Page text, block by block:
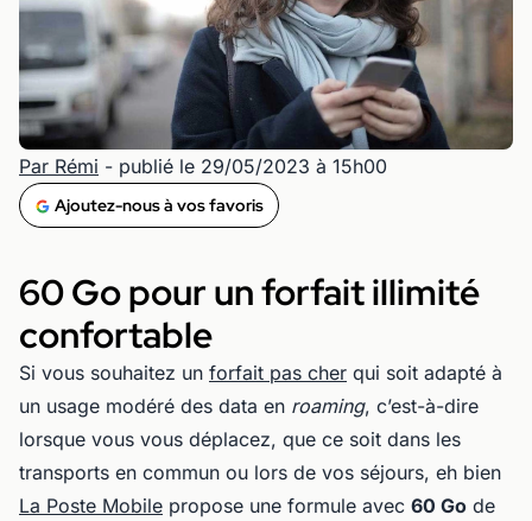
Par Rémi - publié le 29/05/2023 à 15h00
Ajoutez-nous à vos favoris
60 Go pour un forfait illimité
confortable
Si vous souhaitez un forfait pas cher qui soit adapté à
un usage modéré des data en roaming, c’est-à-dire
lorsque vous vous déplacez, que ce soit dans les
transports en commun ou lors de vos séjours, eh bien
La Poste Mobile propose une formule avec 60 Go de